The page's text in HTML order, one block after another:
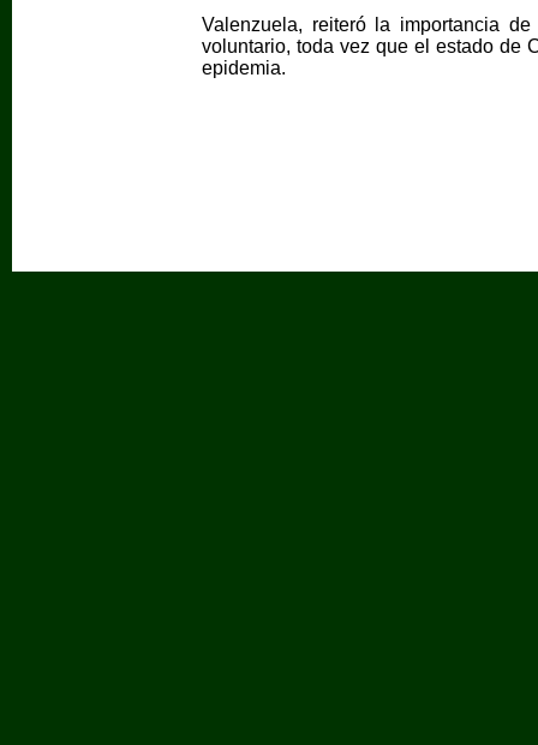
Valenzuela, reiteró la importancia
voluntario, toda vez que el estado de
epidemia.